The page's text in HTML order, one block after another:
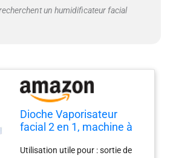
hydrater la structure de votre
nous soutenons nos produits à
100 %. Tous nos vapoteurs
faciaux bénéficient d'une
garantie complète de 3 ans. Si
vous n'êtes pas satisfait de votre
achat pour une raison
quelconque, veuillez nous
un humidificateur facial
Dioche Vaporisateur
facial 2 en 1, machine à
LED 5X, spa multifonction
Utilisation utile pour : sortie de